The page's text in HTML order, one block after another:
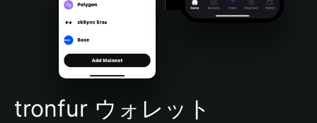
Português (Brasil)
Español (Argentina)
tronfur ウォレット